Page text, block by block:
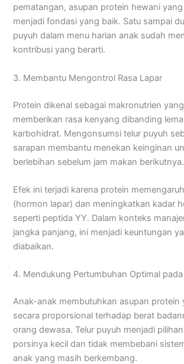
pematangan, asupan protein hewani
menjadi fondasi yang baik. Satu sampai
puyuh dalam menu harian anak sudah
kontribusi yang berarti.
3. Membantu Mengontrol Rasa Lapar
Protein dikenal sebagai makronutrien
memberikan rasa kenyang dibanding
karbohidrat. Mengonsumsi telur puyuh
sarapan membantu menekan keinginan
berlebihan sebelum jam makan berikutnya.
Efek ini terjadi karena protein
(hormon lapar) dan meningkatkan kadar
seperti peptida YY. Dalam konteks
jangka panjang, ini menjadi keuntungan
diabaikan.
4. Mendukung Pertumbuhan Optimal
Anak-anak membutuhkan asupan protein
secara proporsional terhadap berat
orang dewasa. Telur puyuh menjadi
porsinya kecil dan tidak membebani
anak yang masih berkembang.